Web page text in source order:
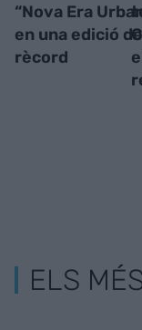
“Nova Era
en una edició de
rècord
ELS